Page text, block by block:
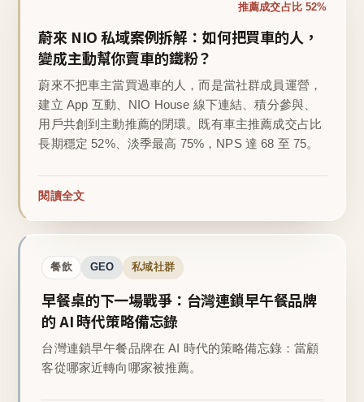
推薦成交占比 52%
蔚來 NIO 私域案例拆解：如何把買車的人，
變成主動幫你賣車的鐵粉？
蔚來不把車主當買過車的人，而是當社群成員運營，
建立 App 互動、NIO House 線下連結、積分參與、
用戶共創到主動推薦的閉環。既有車主推薦成交占比
長期穩定 52%、淡季最高 75%，NPS 達 68 至 75。
閱讀全文
餐飲 GEO 私域社群
早餐桌的下一場戰爭：台灣連鎖早午餐品牌
的 AI 時代策略備忘錄
台灣連鎖早午餐品牌在 AI 時代的策略備忘錄：當顧
客從哪家近轉向哪家被推薦。